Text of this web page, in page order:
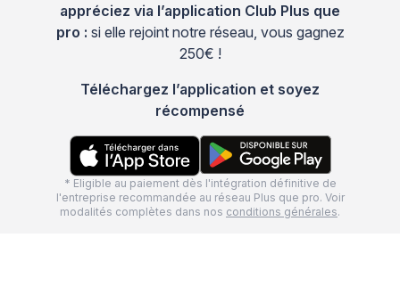
appréciez via l’application Club Plus que
pro : si elle rejoint notre réseau, vous gagnez
250€ !
Téléchargez l’application et soyez
récompensé
* Eligible au paiement dès l'intégration définitive de
l'entreprise recommandée au réseau Plus que pro. Voir
modalités complètes dans nos conditions générales.